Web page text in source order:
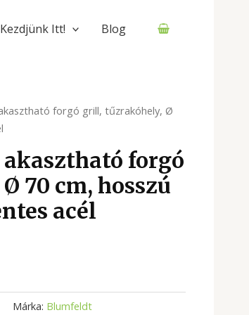
Kezdjünk Itt! Blog
forgó grill, tűzrakóhely, Ø
forgó
70 cm, hosszú
acél
Márka: Blumfeldt